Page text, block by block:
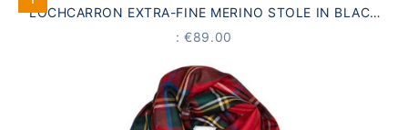
LOCHCARRON EXTRA-FINE MERINO STOLE IN BLACK
WATCH TARTAN | 200 × 70 CM
PRICE
: €89.00